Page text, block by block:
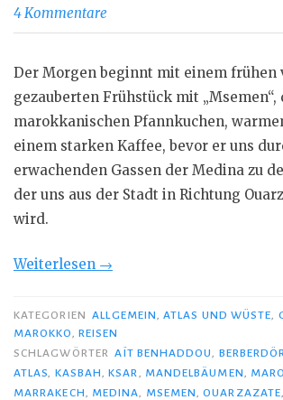
4 Kommentare
Der Morgen beginnt mit einem frühen
gezauberten Frühstück mit „Msemen“,
marokkanischen Pfannkuchen,
einem starken Kaffee, bevor er uns
erwachenden Gassen der Medina zu
der uns aus der Stadt in Richtung
wird.
Weiterlesen „Atlas,
und
die
Wüste“
→
KATEGORIEN ALLGEMEIN,ATLAS UND WÜSTE,
MAROKKO, REISEN
SCHLAGWÖRTER AÏT BENHADDOU,
ATLAS, KASBAH,KSAR, MANDELBÄUMEN,
MARRAKECH, MEDINA, MSEMEN,OUARZAZATE